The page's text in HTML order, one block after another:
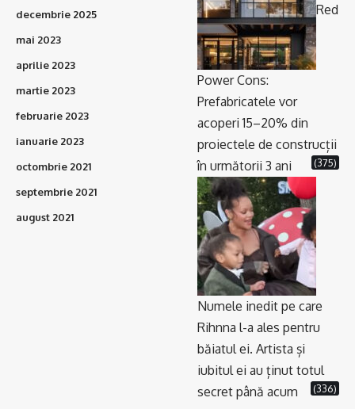
decembrie 2025
mai 2023
aprilie 2023
martie 2023
februarie 2023
ianuarie 2023
octombrie 2021
septembrie 2021
august 2021
Red
Power Cons:
Prefabricatele vor
acoperi 15–20% din
proiectele de construcții
în următorii 3 ani
(375)
Numele inedit pe care
Rihnna l-a ales pentru
băiatul ei. Artista și
iubitul ei au ținut totul
secret până acum
(336)